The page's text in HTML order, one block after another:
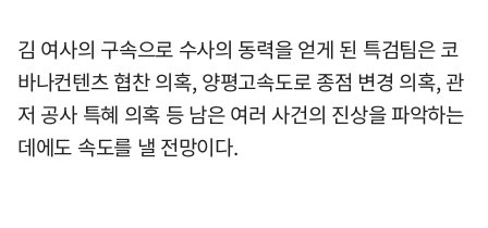
김 여사의 구속으로 수사의 동력을 얻게 된 특검팀은 코
바나컨텐츠 협찬 의혹, 양평고속도로 종점 변경 의혹, 관
저 공사 특혜 의혹 등 남은 여러 사건의 진상을 파악하는
데에도 속도를 낼 전망이다.